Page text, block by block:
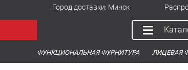
Город доставки: Минск
ФУНКЦИОНАЛЬНАЯ ФУРНИТУРА ЛИЦЕВАЯ